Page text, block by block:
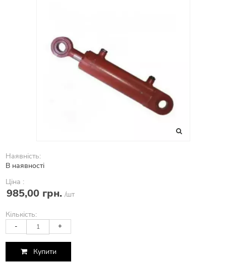
Наявність:
В наявності
Ціна :
985,00 грн. /шт
Кількість:
- +
Купити